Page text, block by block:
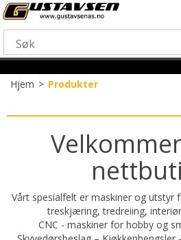
Hjem>Produkter
Vårt spesialfelt er maskiner og utstyr
treskjæring, tredreiing,
CNC - maskiner for hobby og